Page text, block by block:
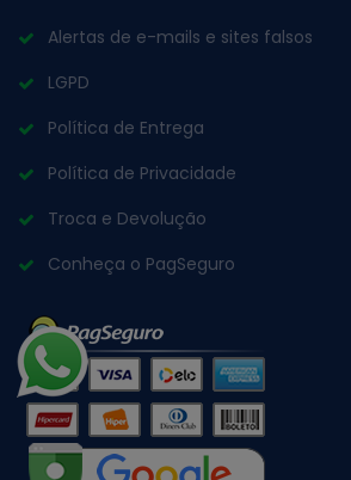
Alertas de e-mails e sites falsos
LGPD
Política de Entrega
Política de Privacidade
Troca e Devolução
Conheça o PagSeguro